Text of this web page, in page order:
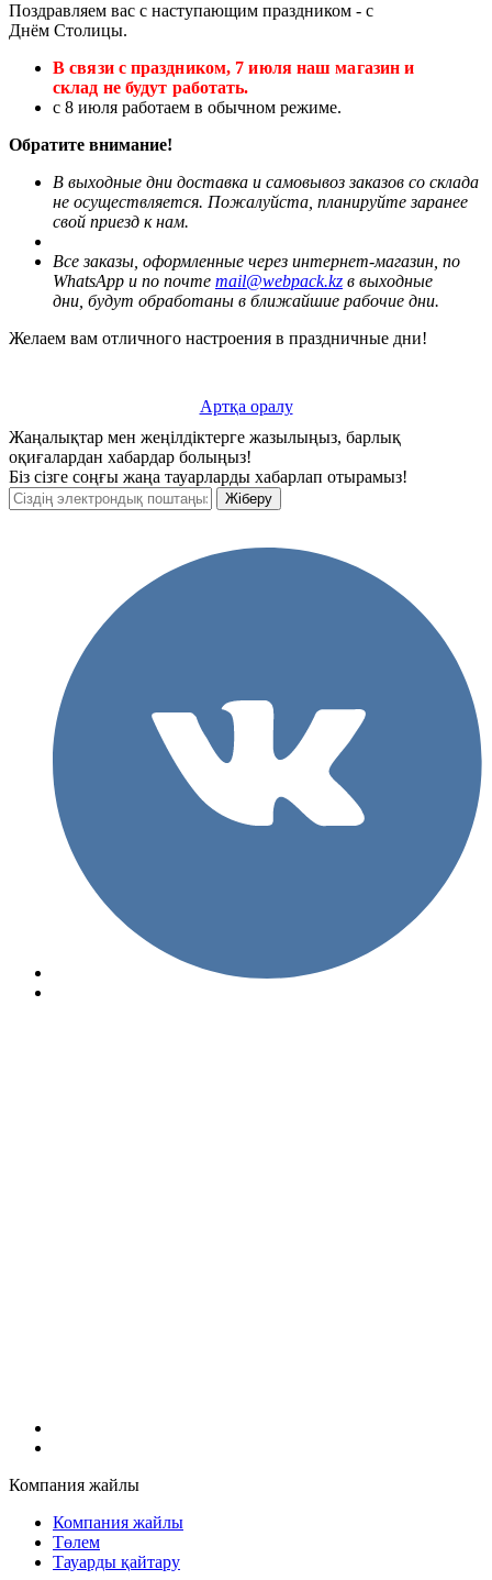
Поздравляем вас с наступающим праздником - с
Днём Столицы.
В связи с праздником, 7июлянаш магазин и
склад не будут работать.
с 8 июля работаем в обычном режиме.
Обратите внимание!
В выходные дни доставка и самовывоз заказов со склада
не осуществляется. Пожалуйста, планируйте заранее
свой приезд к нам.
Все заказы, оформленные через интернет-магазин, по
WhatsApp и по почте mail@webpack.kz в выходные
дни, будут обработаны в ближайшие рабочие дни.
Желаем вам отличного настроения в праздничные дни!
Артқа оралу
Жаңалықтар мен жеңілдіктерге жазылыңыз, барлық
оқиғалардан хабардар болыңыз!
Біз сізге соңғы жаңа тауарларды хабарлап отырамыз!
Компания жайлы
Компания жайлы
Төлем
Тауарды қайтару